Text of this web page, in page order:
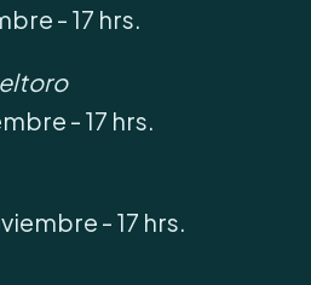
- 17 hrs.
- 17 hrs.
- 17 hrs.